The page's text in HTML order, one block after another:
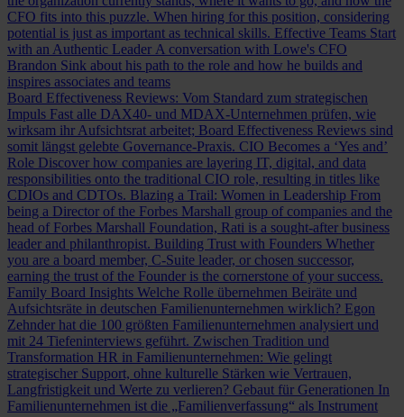
CFO fits into this puzzle. When hiring for this position, considering
potential is just as important as technical skills. Effective Teams Start
with an Authentic Leader A conversation with Lowe's CFO
Brandon Sink about his path to the role and how he builds and
inspires associates and teams
Board Effectiveness Reviews: Vom Standard zum strategischen
Impuls Fast alle DAX40- und MDAX-Unternehmen prüfen, wie
wirksam ihr Aufsichtsrat arbeitet; Board Effectiveness Reviews sind
somit längst gelebte Governance-Praxis. CIO Becomes a ‘Yes and’
Role Discover how companies are layering IT, digital, and data
responsibilities onto the traditional CIO role, resulting in titles like
CDIOs and CDTOs. Blazing a Trail: Women in Leadership From
being a Director of the Forbes Marshall group of companies and the
head of Forbes Marshall Foundation, Rati is a sought-after business
leader and philanthropist. Building Trust with Founders Whether
you are a board member, C-Suite leader, or chosen successor,
earning the trust of the Founder is the cornerstone of your success.
Family Board Insights Welche Rolle übernehmen Beiräte und
Aufsichtsräte in deutschen Familienunternehmen wirklich? Egon
Zehnder hat die 100 größten Familienunternehmen analysiert und
mit 24 Tiefeninterviews geführt. Zwischen Tradition und
Transformation HR in Familienunternehmen: Wie gelingt
strategischer Support, ohne kulturelle Stärken wie Vertrauen,
Langfristigkeit und Werte zu verlieren? Gebaut für Generationen In
Familienunternehmen ist die „Familienverfassung“ als Instrument